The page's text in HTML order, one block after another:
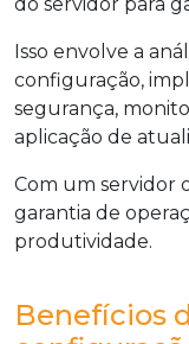
Isso envolve a
configuração,
segurança,
aplicação de
Com um servidor
garantia de
produtividade.
Benefícios